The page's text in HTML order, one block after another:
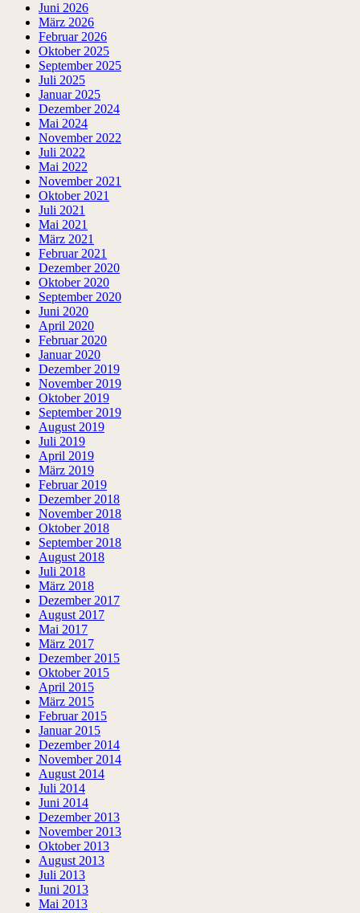
Juni 2026
März 2026
Februar 2026
Oktober 2025
September 2025
Juli 2025
Januar 2025
Dezember 2024
Mai 2024
November 2022
Juli 2022
Mai 2022
November 2021
Oktober 2021
Juli 2021
Mai 2021
März 2021
Februar 2021
Dezember 2020
Oktober 2020
September 2020
Juni 2020
April 2020
Februar 2020
Januar 2020
Dezember 2019
November 2019
Oktober 2019
September 2019
August 2019
Juli 2019
April 2019
März 2019
Februar 2019
Dezember 2018
November 2018
Oktober 2018
September 2018
August 2018
Juli 2018
März 2018
Dezember 2017
August 2017
Mai 2017
März 2017
Dezember 2015
Oktober 2015
April 2015
März 2015
Februar 2015
Januar 2015
Dezember 2014
November 2014
August 2014
Juli 2014
Juni 2014
Dezember 2013
November 2013
Oktober 2013
August 2013
Juli 2013
Juni 2013
Mai 2013